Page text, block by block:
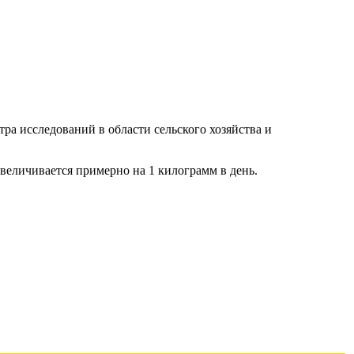
исследований в области сельского хозяйства и
примерно на 1 килограмм в день.